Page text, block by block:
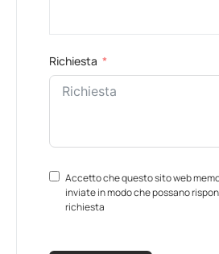
Richiesta
Accetto che questo sito web
inviate in modo che possano
richiesta